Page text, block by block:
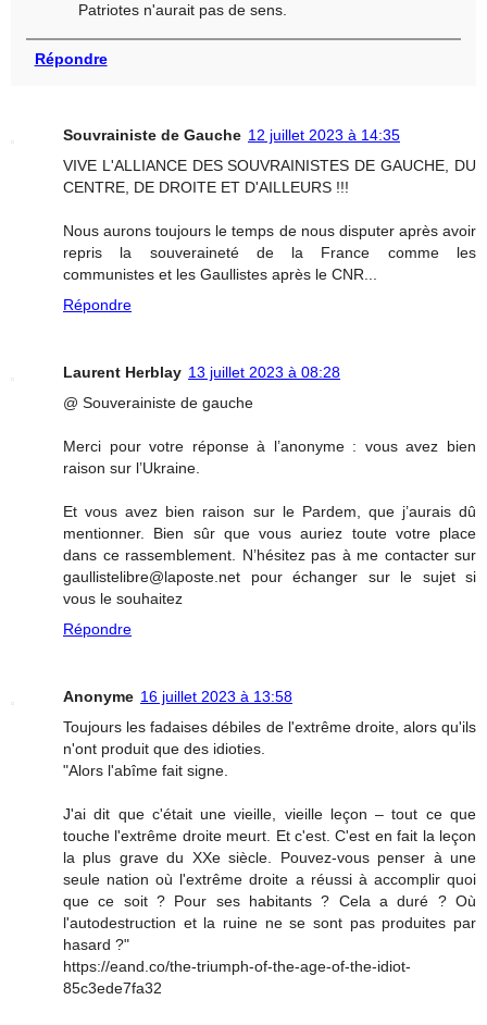
Patriotes n'aurait pas de sens.
Répondre
Souvrainiste de Gauche 12 juillet 2023 à 14:35
VIVE L'ALLIANCE DES SOUVRAINISTES DE GAUCHE, DU
CENTRE, DE DROITE ET D'AILLEURS !!!
Nous aurons toujours le temps de nous disputer après avoir
repris la souveraineté de la France comme les
communistes et les Gaullistes après le CNR...
Répondre
Laurent Herblay 13 juillet 2023 à 08:28
@ Souverainiste de gauche
Merci pour votre réponse à l’anonyme : vous avez bien
raison sur l’Ukraine.
Et vous avez bien raison sur le Pardem, que j’aurais dû
mentionner. Bien sûr que vous auriez toute votre place
dans ce rassemblement. N’hésitez pas à me contacter sur
gaullistelibre@laposte.net pour échanger sur le sujet si
vous le souhaitez
Répondre
Anonyme 16 juillet 2023 à 13:58
Toujours les fadaises débiles de l'extrême droite, alors qu'ils
n'ont produit que des idioties.
"Alors l'abîme fait signe.
J'ai dit que c'était une vieille, vieille leçon – tout ce que
touche l'extrême droite meurt. Et c'est. C'est en fait la leçon
la plus grave du XXe siècle. Pouvez-vous penser à une
seule nation où l'extrême droite a réussi à accomplir quoi
que ce soit ? Pour ses habitants ? Cela a duré ? Où
l'autodestruction et la ruine ne se sont pas produites par
hasard ?"
https://eand.co/the-triumph-of-the-age-of-the-idiot-
85c3ede7fa32